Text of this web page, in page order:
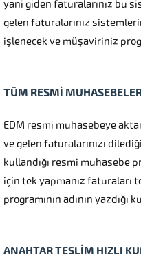
yani giden faturalarınız bu
gelen faturalarınız
işlenecek ve müşaviriniz
TÜM RESMİ
EDM resmi muhasebeye
ve gelen faturalarınızı
kullandığı resmi muhasebe
için tek yapmanız faturaları
programının adının
ANAHTAR TESLİM HIZLI